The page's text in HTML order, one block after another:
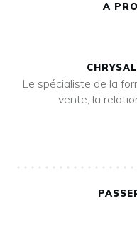
A
Le spécialiste de la
vente, la